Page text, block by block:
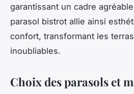
garantissant un cadre
parasol bistrot allie ainsi
confort, transformant les
inoubliables.
Choix des parasols et